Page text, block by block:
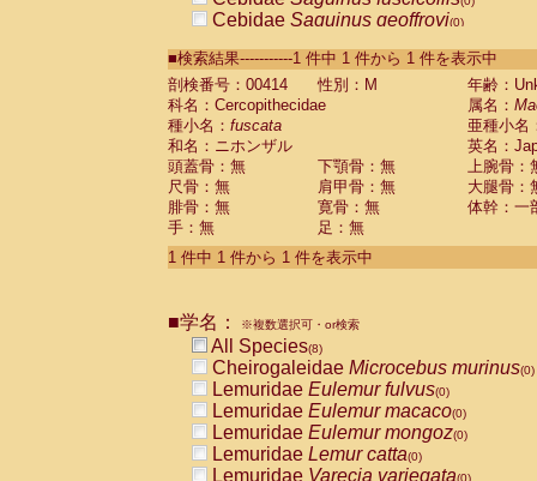
Cebidae Saguinus geoffroyi(0)
CebidaeSaguinus labiatus(0)
Cebidae Saguinus leucopus (0)
CebidaeSaguinus midas
Cebidae
CebidaeSaguinus nigricollis (1)
Cebidae Saguinus oedipus
Cebidae Saguinus weddelli
Cebidae Saguinusspp.
Cebidae Aotus trivirgatus
Cebidae Cebus albifrons
CebidaeCebus nigrivittatus
CebidaeCebus
CebidaeSaimiri boliviensis(0)
CebidaeSaimiri sciureus(0)
AtelidaeAlouatta caraya(0)
AtelidaeAlouatta fusca(0)
AtelidaeAlouatta seniculus
AtelidaeAlouattaspp.(0)
■検索結果-----------1 件中 1 件から 1 件を表示中
剖検番号：00414
性別：M
年齢：
科名：Cercopithecidae
属名：
種小名： fuscata
亜種小名
和名：ニホンザル
英名：
頭蓋骨：無
下顎骨：無
上腕骨：
尺骨：無
肩甲骨：無
大腿骨：
腓骨：無
寛骨：無
体幹：一
手：無
足：無
1 件中 1 件から 1 件を表示中
■学名： ※複数選択可・or検索
All Species(8)
Cheirogaleidae Microcebus murinus(0)
Lemuridae Eulemur fulvus(0)
Lemuridae Eulemur macaco(0)
Lemuridae Eulemur mongoz(0)
Lemuridae Lemur catta(0)
Lemuridae Varecia variegata(0)